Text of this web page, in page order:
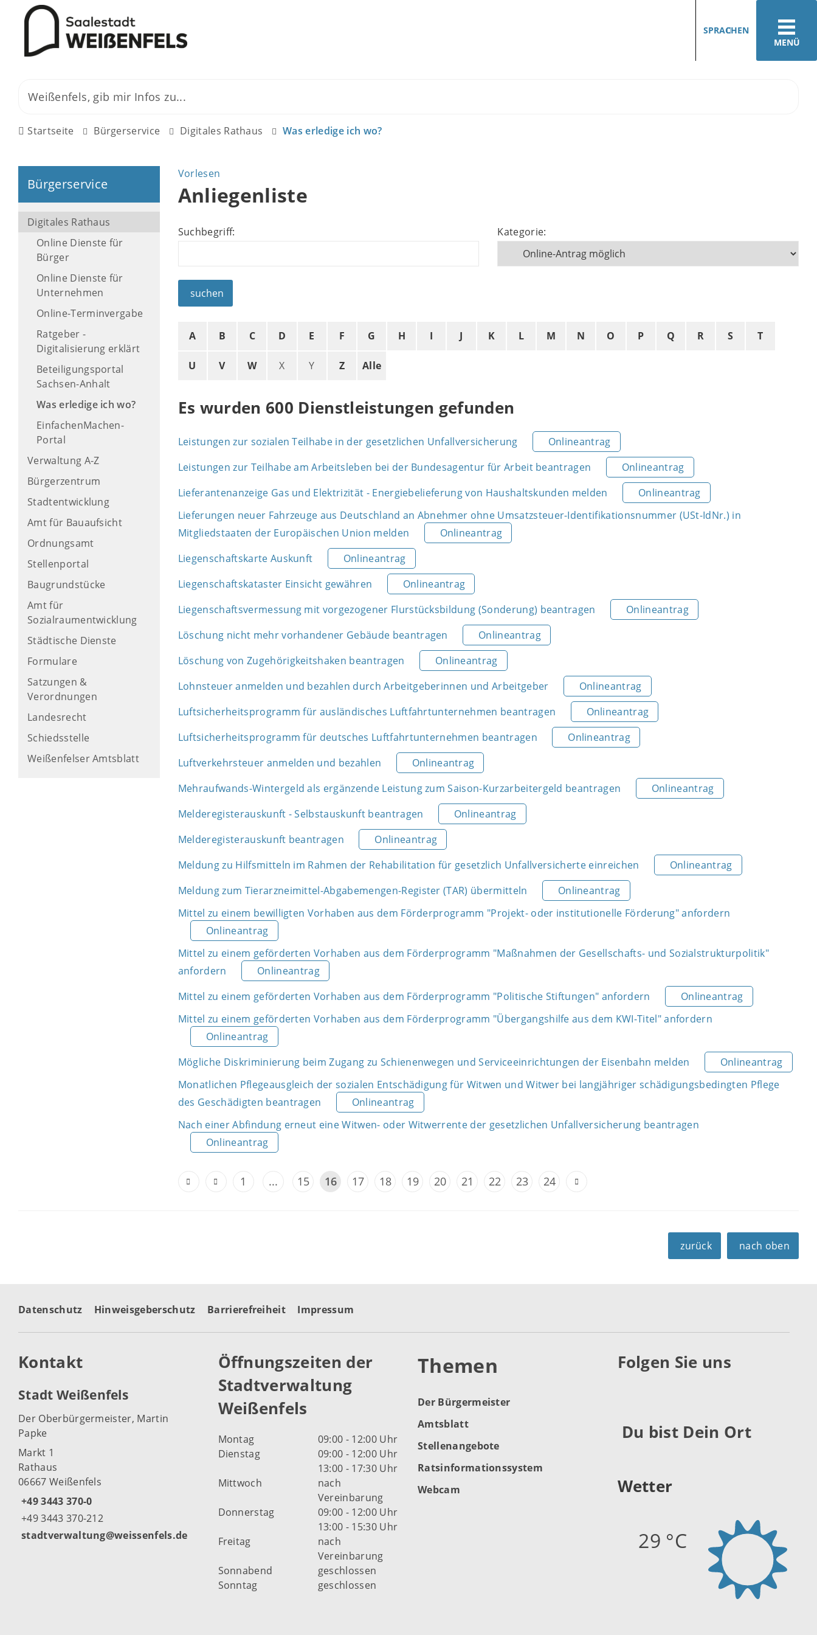
MENÜ
SPRACHEN
Startseite Bürgerservice Digitales Rathaus Was erledige ich wo?
Bürgerservice
Digitales Rathaus
Online Dienste für
Bürger
Online Dienste für
Unternehmen
Online-Terminvergabe
Ratgeber -
Digitalisierung erklärt
Beteiligungsportal
Sachsen-Anhalt
Was erledige ich wo?
EinfachenMachen-
Portal
Verwaltung A-Z
Bürgerzentrum
Stadtentwicklung
Amt für Bauaufsicht
Ordnungsamt
Stellenportal
Baugrundstücke
Amt für
Sozialraumentwicklung
Städtische Dienste
Formulare
Satzungen &
Verordnungen
Landesrecht
Schiedsstelle
Weißenfelser Amtsblatt
Vorlesen
Anliegenliste
Suchbegriff: Kategorie:
suchen
A B C D E F G H I J K L M N O P Q R S T
U V W X Y Z Alle
Es wurden 600 Dienstleistungen gefunden
Leistungen zur sozialen Teilhabe in der gesetzlichen Unfallversicherung
Onlineantrag
Leistungen zur Teilhabe am Arbeitsleben bei der Bundesagentur für Arbeit beantragen
Onlineantrag
Lieferantenanzeige Gas und Elektrizität - Energiebelieferung von Haushaltskunden melden
Onlineantrag
Lieferungen neuer Fahrzeuge aus Deutschland an Abnehmer ohne Umsatzsteuer-Identifikationsnummer (USt-IdNr.) in
Mitgliedstaaten der Europäischen Union melden
Onlineantrag
Liegenschaftskarte Auskunft
Onlineantrag
Liegenschaftskataster Einsicht gewähren
Onlineantrag
Liegenschaftsvermessung mit vorgezogener Flurstücksbildung (Sonderung) beantragen
Onlineantrag
Löschung nicht mehr vorhandener Gebäude beantragen
Onlineantrag
Löschung von Zugehörigkeitshaken beantragen
Onlineantrag
Lohnsteuer anmelden und bezahlen durch Arbeitgeberinnen und Arbeitgeber
Onlineantrag
Luftsicherheitsprogramm für ausländisches Luftfahrtunternehmen beantragen
Onlineantrag
Luftsicherheitsprogramm für deutsches Luftfahrtunternehmen beantragen
Onlineantrag
Luftverkehrsteuer anmelden und bezahlen
Onlineantrag
Mehraufwands-Wintergeld als ergänzende Leistung zum Saison-Kurzarbeitergeld beantragen
Onlineantrag
Melderegisterauskunft - Selbstauskunft beantragen
Onlineantrag
Melderegisterauskunft beantragen
Onlineantrag
Meldung zu Hilfsmitteln im Rahmen der Rehabilitation für gesetzlich Unfallversicherte einreichen
Onlineantrag
Meldung zum Tierarzneimittel-Abgabemengen-Register (TAR) übermitteln
Onlineantrag
Mittel zu einem bewilligten Vorhaben aus dem Förderprogramm "Projekt- oder institutionelle Förderung" anfordern
Onlineantrag
Mittel zu einem geförderten Vorhaben aus dem Förderprogramm "Maßnahmen der Gesellschafts- und Sozialstrukturpolitik"
anfordern
Onlineantrag
Mittel zu einem geförderten Vorhaben aus dem Förderprogramm "Politische Stiftungen" anfordern
Onlineantrag
Mittel zu einem geförderten Vorhaben aus dem Förderprogramm "Übergangshilfe aus dem KWI-Titel" anfordern
Onlineantrag
Mögliche Diskriminierung beim Zugang zu Schienenwegen und Serviceeinrichtungen der Eisenbahn melden
Onlineantrag
Monatlichen Pflegeausgleich der sozialen Entschädigung für Witwen und Witwer bei langjähriger schädigungsbedingten Pflege
des Geschädigten beantragen
Onlineantrag
Nach einer Abfindung erneut eine Witwen- oder Witwerrente der gesetzlichen Unfallversicherung beantragen
Onlineantrag
1 ... 15 16 17 18 19 20 21 22 23 24
zurück nach oben
Datenschutz Hinweisgeberschutz Barrierefreiheit Impressum
Kontakt
Stadt Weißenfels
Der Oberbürgermeister, Martin
Papke
Markt 1
Rathaus
06667 Weißenfels
+49 3443 370-0
+49 3443 370-212
stadtverwaltung@weissenfels.de
Öffnungszeiten der
Stadtverwaltung
Weißenfels
Montag
09:00 - 12:00 Uhr
Dienstag
09:00 - 12:00 Uhr
13:00 - 17:30 Uhr
Mittwoch
nach
Vereinbarung
Donnerstag
09:00 - 12:00 Uhr
13:00 - 15:30 Uhr
Freitag
nach
Vereinbarung
Sonnabend
geschlossen
Sonntag
geschlossen
Themen
Der Bürgermeister
Amtsblatt
Stellenangebote
Ratsinformationssystem
Webcam
Folgen Sie uns
Du bist Dein Ort
Wetter
29 °C